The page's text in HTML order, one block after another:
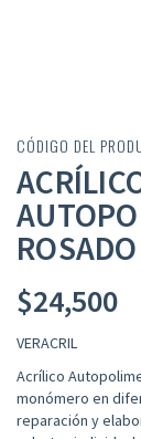
CÓDIGO DEL
$24,500
VERACRIL
Acrílico
monómero en
reparación y